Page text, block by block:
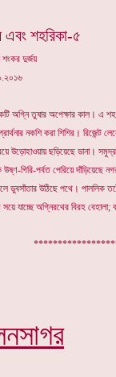
এবং শহরিকা-৫
দুর্জয়
অগ্নি তুষার অপেক্ষার কাল। এ
নকশি করা শিশির। রিজেন্ট
উড়োহাওয়ায় ছড়িয়েছে ডানা।
উষ্ণ-গিরি-পর্বত পেরিয়ে দাঁড়িয়েছে
ডুবসাঁতার উঠিছে পথে। পাললিক
সয়ে যাচ্ছে অগ্নিরথের বিরহ